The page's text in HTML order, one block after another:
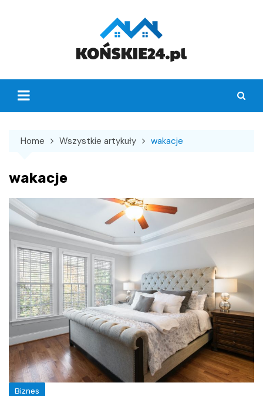
Home Wszystkie artykuły wakacje
wakacje
Biznes